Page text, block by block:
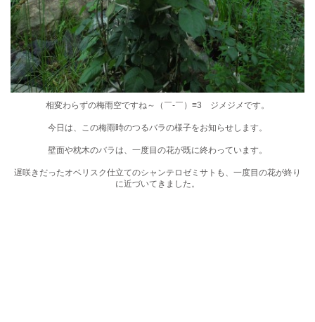
相変わらずの梅雨空ですね～（￣-￣）≡3 ジメジメです。
今日は、この梅雨時のつるバラの様子をお知らせします。
壁面や枕木のバラは、一度目の花が既に終わっています。
遅咲きだったオベリスク仕立てのシャンテロゼミサトも、一度目の花が終り
に近づいてきました。